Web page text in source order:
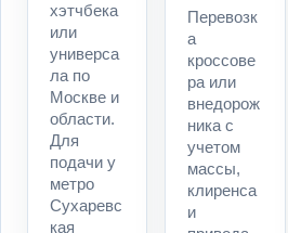
хэтчбека
или
универса
ла по
Москве и
области.
Для
подачи у
метро
Сухаревс
кая
Перевозк
а
кроссове
ра или
внедорож
ника с
учетом
массы,
клиренса
и